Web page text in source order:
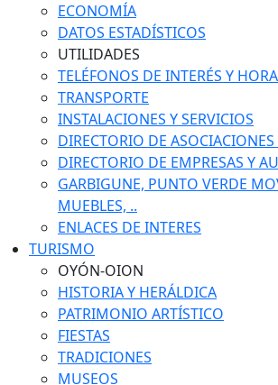
ECONOMÍA
DATOS ESTADÍSTICOS
UTILIDADES
TELÉFONOS DE INTERÉS Y
TRANSPORTE
INSTALACIONES Y SERVICIOS
DIRECTORIO DE ASOCIACIONES
DIRECTORIO DE EMPRESAS Y
GARBIGUNE, PUNTO VERDE
MUEBLES, ..
ENLACES DE INTERES
TURISMO
OYÓN-OION
HISTORIA Y HERÁLDICA
PATRIMONIO ARTÍSTICO
FIESTAS
TRADICIONES
MUSEOS